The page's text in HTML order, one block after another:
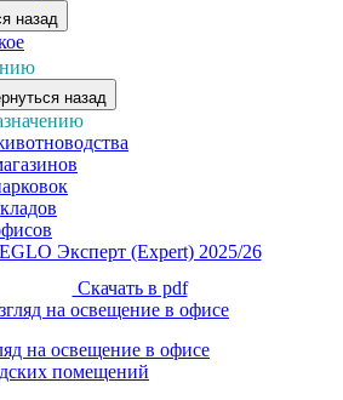
назад
назад
Скачать в pdf
на освещение в офисе